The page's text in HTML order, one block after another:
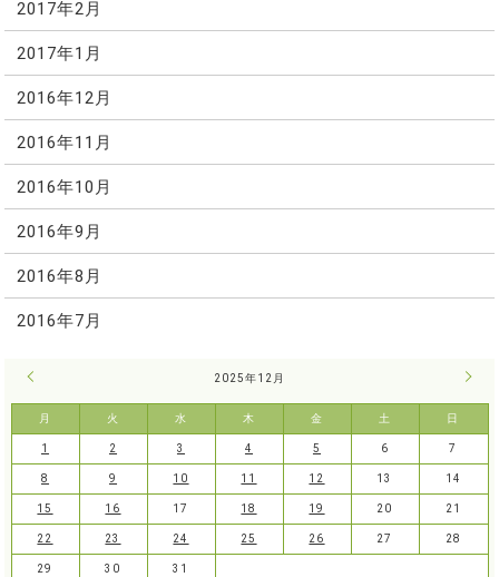
2017年2月
2017年1月
2016年12月
2016年11月
2016年10月
2016年9月
2016年8月
2016年7月
2025年12月
月 火 水 木 金 土 日
1月
1 2 3 4 5 6 7
8 9 10 11 12 13 14
15 16 17 18 19 20 21
22 23 24 25 26 27 28
29 30 31